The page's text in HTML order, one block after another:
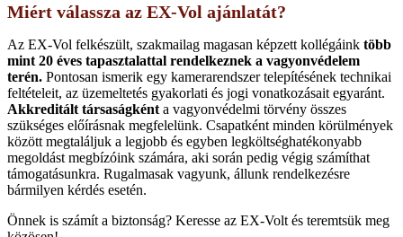
Miért válassza az EX-Vol ajánlatát?
Az EX-Vol felkészült, szakmailag magasan képzett kollégáink több
mint 20 éves tapasztalattal rendelkeznek a vagyonvédelem
terén. Pontosan ismerik egy kamerarendszer telepítésének technikai
feltételeit, az üzemeltetés gyakorlati és jogi vonatkozásait egyaránt.
Akkreditált társaságként a vagyonvédelmi törvény összes
szükséges előírásnak megfelelünk. Csapatként minden körülmények
között megtaláljuk a legjobb és egyben legköltséghatékonyabb
megoldást megbízóink számára, aki során pedig végig számíthat
támogatásunkra. Rugalmasak vagyunk, állunk rendelkezésre
bármilyen kérdés esetén.
Önnek is számít a biztonság? Keresse az EX-Volt és teremtsük meg